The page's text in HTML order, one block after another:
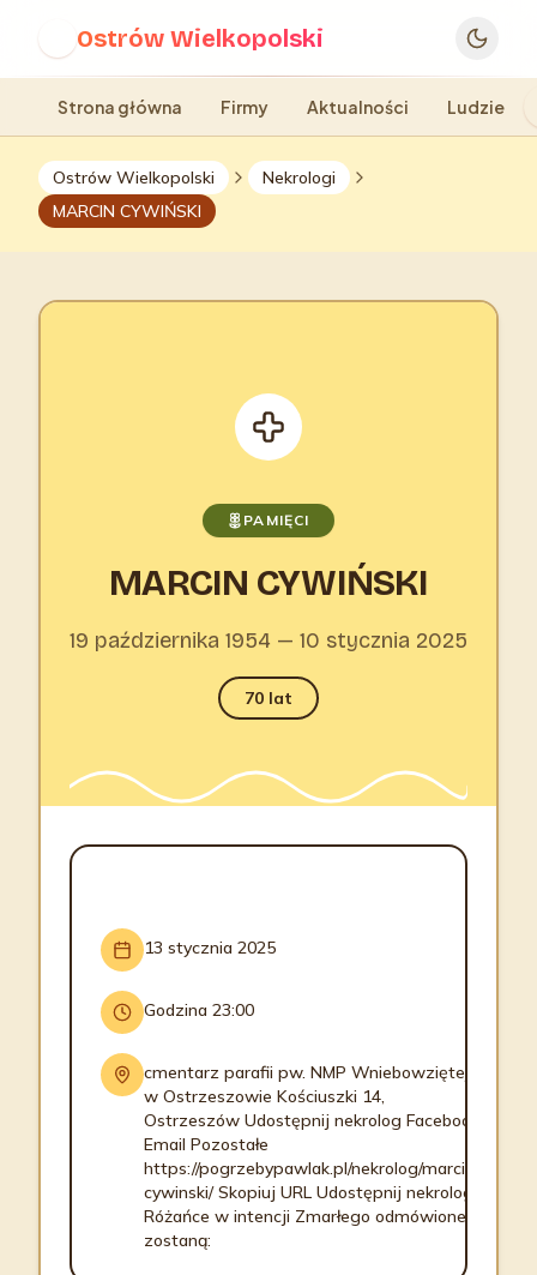
Ostrów Wielkopolski
Strona główna Firmy Aktualności Ludzie
Ostrów Wielkopolski
Nekrologi
MARCIN CYWIŃSKI
PAMIĘCI
MARCIN CYWIŃSKI
19 października 1954 — 10 stycznia 2025
70 lat
13 stycznia 2025
Godzina 23:00
cmentarz parafii pw. NMP Wniebowziętej
w Ostrzeszowie Kościuszki 14,
Ostrzeszów Udostępnij nekrolog Facebook
Email Pozostałe
https://pogrzebypawlak.pl/nekrolog/marcin-
cywinski/ Skopiuj URL Udostępnij nekrolog
Różańce w intencji Zmarłego odmówione
zostaną: